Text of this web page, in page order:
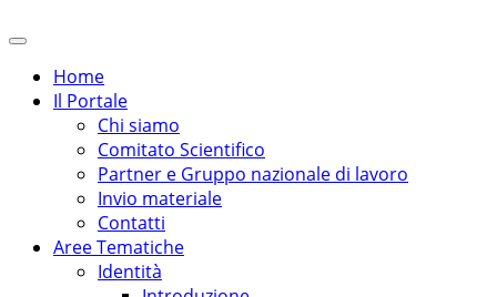
Home
Il Portale
Chi siamo
Comitato Scientifico
Partner e Gruppo nazionale di lavoro
Invio materiale
Contatti
Aree Tematiche
Identità